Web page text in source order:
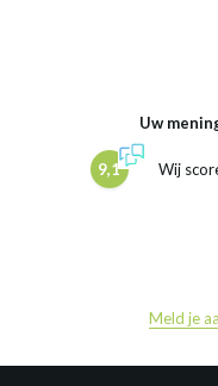
Uw
9,1 Wij
Meld je